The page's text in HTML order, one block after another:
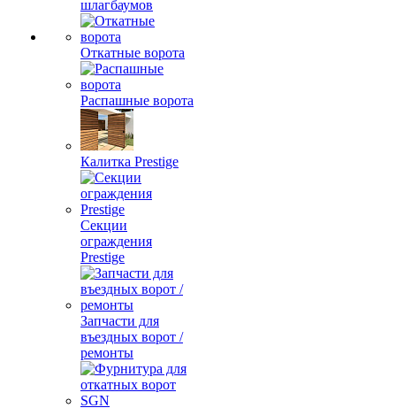
шлагбаумов
Откатные ворота
Распашные ворота
Калитка Prestige
Секции
ограждения
Prestige
Запчасти для
въездных ворот /
ремонты